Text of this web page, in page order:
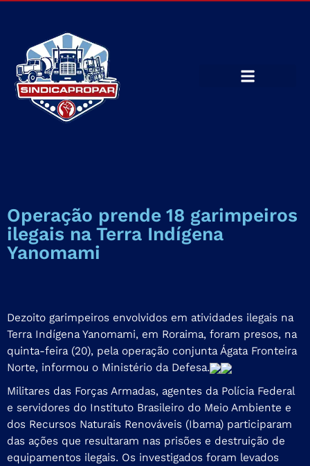
Operação prende 18 garimpeiros
ilegais na Terra Indígena
Yanomami
Dezoito garimpeiros envolvidos em atividades ilegais na
Terra Indígena Yanomami, em Roraima, foram presos, na
quinta-feira (20), pela operação conjunta Ágata Fronteira
Norte, informou o Ministério da Defesa.
Militares das Forças Armadas, agentes da Polícia Federal
e servidores do Instituto Brasileiro do Meio Ambiente e
dos Recursos Naturais Renováveis (Ibama) participaram
das ações que resultaram nas prisões e destruição de
equipamentos ilegais. Os investigados foram levados